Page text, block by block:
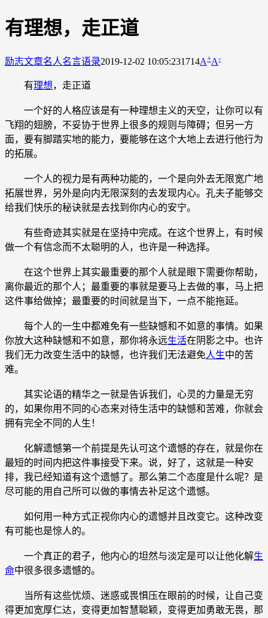
有理想，走正道
励志文章名人名言语录2019-12-02 10:05:231714A+A-
有理想，走正道
一个好的人格应该是有一种理想主义的天空，让你可以有
飞翔的翅膀，不妥协于世界上很多的规则与障碍；但另一方
面，要有脚踏实地的能力，要能够在这个大地上去进行他行为
的拓展。
一个人的视力是有两种功能的，一个是向外去无限宽广地
拓展世界，另外是向内无限深刻的去发现内心。孔夫子能够交
给我们快乐的秘诀就是去找到你内心的安宁。
有些奇迹其实就是在坚持中完成。在这个世界上，有时候
做一个有信念而不太聪明的人，也许是一种选择。
在这个世界上其实最重要的那个人就是眼下需要你帮助，
离你最近的那个人；最重要的事就是要马上去做的事，马上把
这件事给做掉；最重要的时间就是当下，一点不能拖延。
每个人的一生中都难免有一些缺憾和不如意的事情。如果
你放大这种缺憾和不如意，那你将永远生活在阴影之中。也许
我们无力改变生活中的缺憾，也许我们无法避免人生中的苦
难。
其实论语的精华之一就是告诉我们，心灵的力量是无穷
的，如果你用不同的心态来对待生活中的缺憾和苦难，你就会
拥有完全不同的人生！
化解遗憾第一个前提是先认可这个遗憾的存在，就是你在
最短的时间内把这件事接受下来。说，好了，这就是一种安
排，我已经知道有这个遗憾了。那么第二个态度是什么呢？是
尽可能的用自己所可以做的事情去补足这个遗憾。
如何用一种方式正视你内心的遗憾并且改变它。这种改变
有可能也是惊人的。
一个真正的君子，他内心的坦然与淡定是可以让他化解生
命中很多很多遗憾的。
当所有这些忧烦、迷惑或畏惧压在眼前的时候，让自己变
得更加宽厚仁达，变得更加智慧聪颖，变得更加勇敢无畏，那